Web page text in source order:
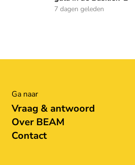
7 dagen geleden
Ga naar
Vraag & antwoord
Over BEAM
Contact